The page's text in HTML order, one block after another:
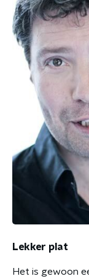
Lekker plat
Het is gewoon